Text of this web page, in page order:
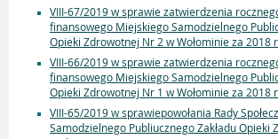
VIII-67/2019 w sprawie zatwierdzenia
finansowego Miejskiego Samodzielnego
Opieki Zdrowotnej Nr 2 w Wołominie za 2018
VIII-66/2019 w sprawie zatwierdzenia
finansowego Miejskiego Samodzielnego
Opieki Zdrowotnej Nr 1 w Wołominie za 2018
VIII-65/2019 w sprawiepowołania Rady
Samodzielnego Publiucznego Zakładu Opieki